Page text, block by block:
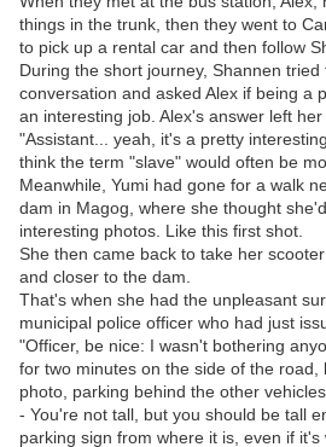
things in the trunk, then they went to
to pick up a rental car and then follow
During the short journey, Shannen tried
conversation and asked Alex if being a
an interesting job. Alex's answer left her
"Assistant... yeah, it's a pretty
think the term "slave" would often be
Meanwhile, Yumi had gone for a walk
dam in Magog, where she thought
interesting photos. Like this first shot.
She then came back to take her
and closer to the dam.
That's when she had the unpleasant
municipal police officer who had just
"Officer, be nice: I wasn't bothering
for two minutes on the side of the road,
photo, parking behind the other
- You're not tall, but you should be tall
parking sign from where it is, even if it's